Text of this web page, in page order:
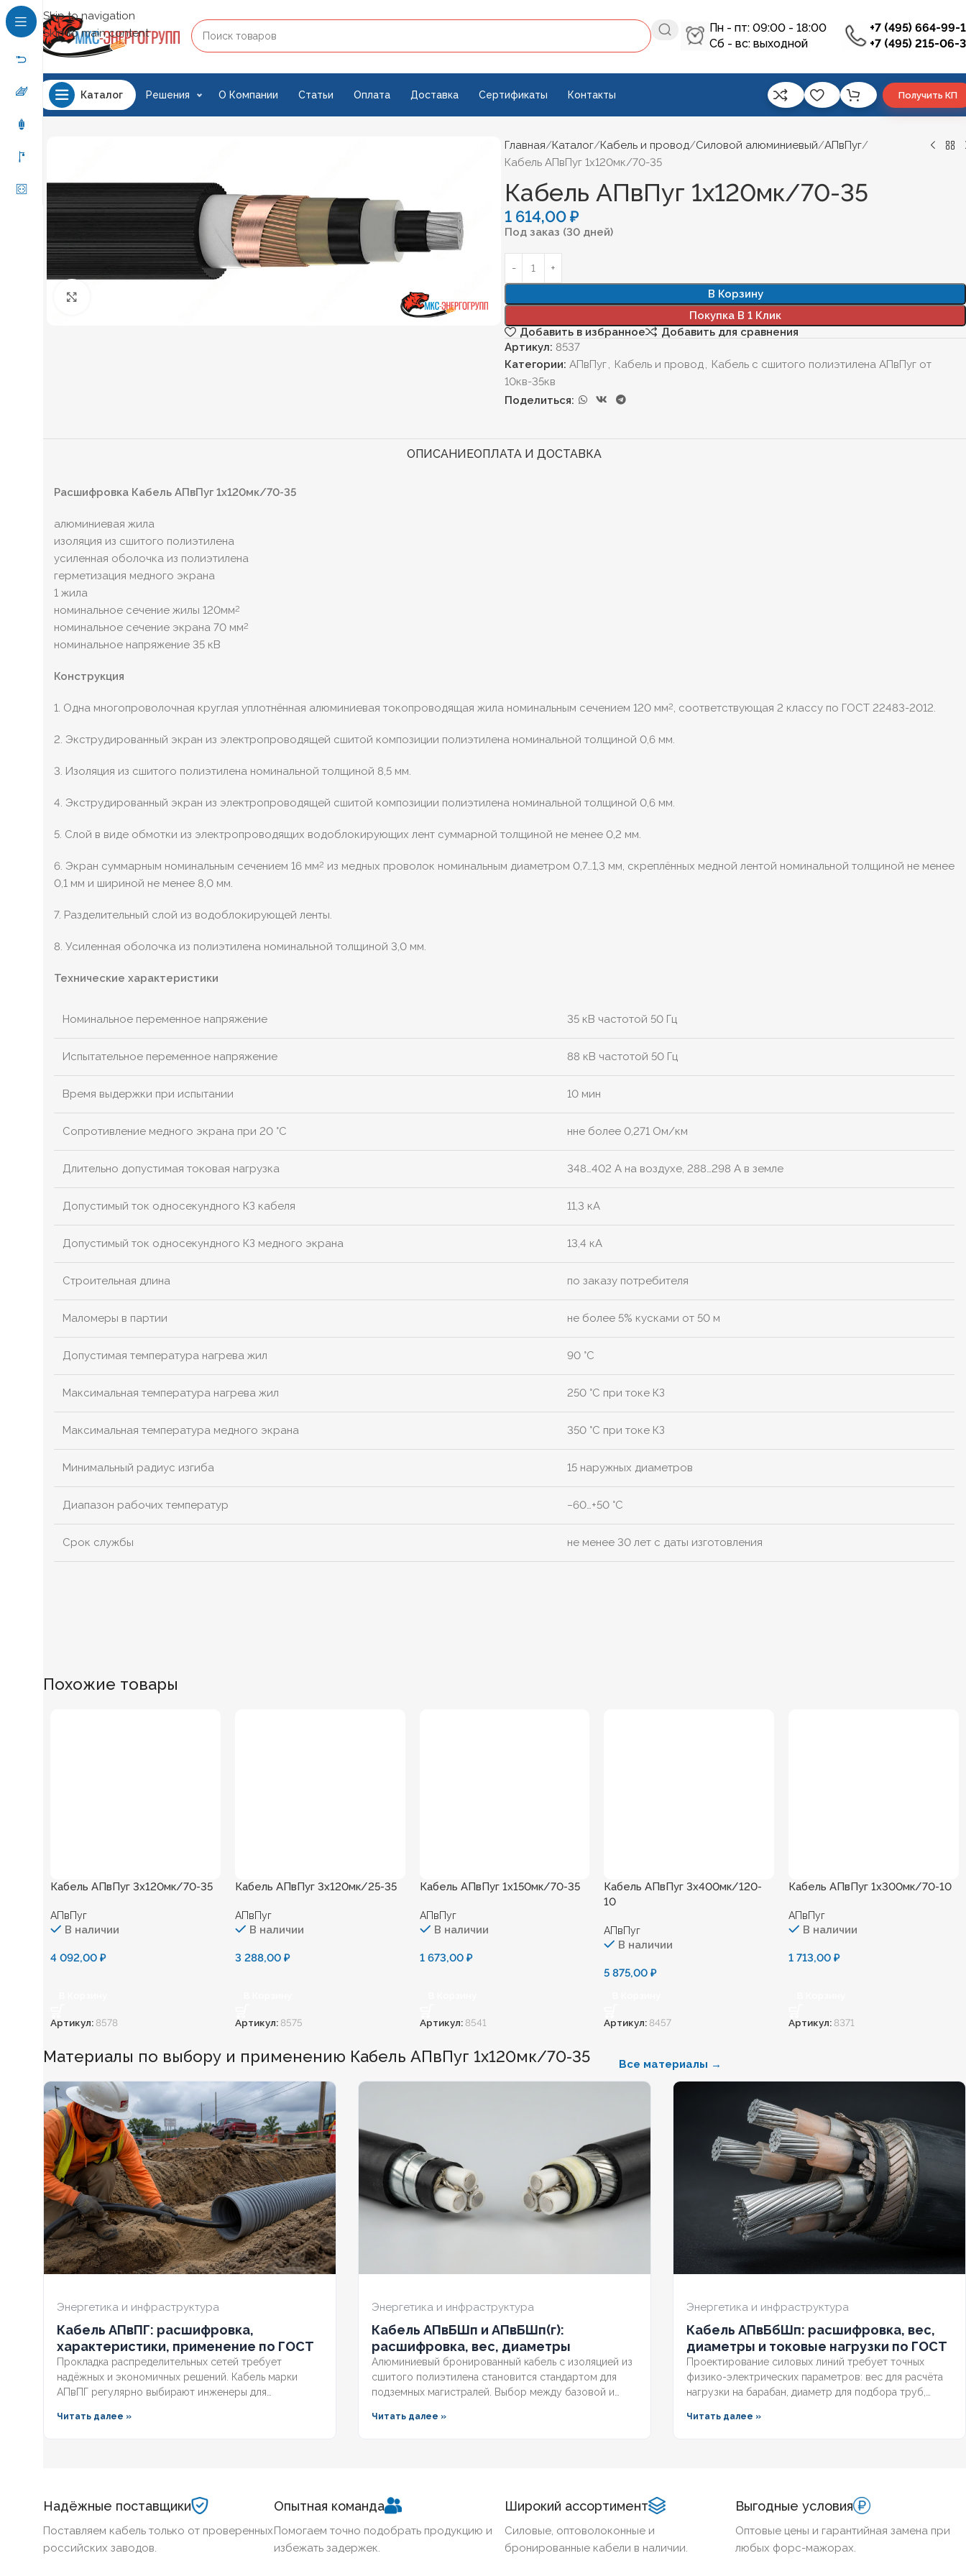
Skip to navigation
Skip to main content
Пн - пт: 09:00 - 18:00
Сб - вс: выходной
+7 (495) 664-99-
+7 (495) 215-06-
Каталог Решения О Компании Статьи Оплата Доставка Сертификаты Контакты Получить КП
Главная Каталог Кабель и провод Силовой алюминиевый АПвПуг
Кабель АПвПуг 1х120мк/70-35
Кабель АПвПуг 1х120мк/70-35
1 614,00₽
Под заказ (30 дней)
В Корзину
Покупка В 1 Клик
Добавить в избранное
Добавить для сравнения
Артикул: 8537
Категории: АПвПуг, Кабель и провод, Кабель с сшитого полиэтилена АПвПуг от
10кв-35кв
Поделиться:
ОПИСАНИЕОПЛАТА И ДОСТАВКА
Расшифровка Кабель АПвПуг 1х120мк/70-35
алюминиевая жила
изоляция из сшитого полиэтилена
усиленная оболочка из полиэтилена
герметизация медного экрана
1 жила
номинальное сечение жилы 120мм2
номинальное сечение экрана 70 мм2
номинальное напряжение 35 кВ
Конструкция
1. Одна многопроволочная круглая уплотнённая алюминиевая токопроводящая жила номинальным сечением 120 мм2, соответствующая 2 классу по ГОСТ 22483-2012.
2. Экструдированный экран из электропроводящей сшитой композиции полиэтилена номинальной толщиной 0,6 мм.
3. Изоляция из сшитого полиэтилена номинальной толщиной 8,5 мм.
4. Экструдированный экран из электропроводящей сшитой композиции полиэтилена номинальной толщиной 0,6 мм.
5. Слой в виде обмотки из электропроводящих водоблокирующих лент суммарной толщиной не менее 0,2 мм.
6. Экран суммарным номинальным сечением 16 мм2 из медных проволок номинальным диаметром 0,7…1,3 мм, скреплённых медной лентой номинальной толщиной не менее
0,1 мм и шириной не менее 8,0 мм.
7. Разделительный слой из водоблокирующей ленты.
8. Усиленная оболочка из полиэтилена номинальной толщиной 3,0 мм.
Технические характеристики
Номинальное переменное напряжение 35 кВ частотой 50 Гц
Испытательное переменное напряжение 88 кВ частотой 50 Гц
Время выдержки при испытании 10 мин
Сопротивление медного экрана при 20 °С нне более 0,271 Ом/км
Длительно допустимая токовая нагрузка 348…402 А на воздухе, 288…298 А в земле
Допустимый ток односекундного КЗ кабеля 11,3 кА
Допустимый ток односекундного КЗ медного экрана 13,4 кА
Строительная длина по заказу потребителя
Маломеры в партии не более 5% кусками от 50 м
Допустимая температура нагрева жил 90 °C
Максимальная температура нагрева жил 250 °C при токе КЗ
Максимальная температура медного экрана 350 °C при токе КЗ
Минимальный радиус изгиба 15 наружных диаметров
Диапазон рабочих температур −60…+50 °C
Срок службы не менее 30 лет с даты изготовления
Похожие товары
Кабель АПвПуг 3х120мк/70-35
АПвПуг
В наличии
4 092,00 ₽
Артикул:8578
Кабель АПвПуг 3х120мк/25-35
АПвПуг
В наличии
3 288,00 ₽
Артикул:8575
Кабель АПвПуг 1х150мк/70-35
АПвПуг
В наличии
1 673,00 ₽
Артикул:8541
Кабель АПвПуг 3х400мк/120-
10
АПвПуг
В наличии
5 875,00₽
Артикул:8457
Кабель АПвПуг 1х300мк/70-10
АПвПуг
В наличии
1 713,00₽
Артикул:8371
Материалы по выбору и применению Кабель АПвПуг 1х120мк/70-35 Все материалы →
Энергетика и инфраструктура
Кабель АПвПГ: расшифровка,
характеристики, применение по ГОСТ
Прокладка распределительных сетей требует
надёжных и экономичных решений. Кабель марки
АПвПГ регулярно выбирают инженеры для
промышленных объектов.
Читать далее »
Энергетика и инфраструктура
Кабель АПвБШп и АПвБШп(г):
расшифровка, вес, диаметры
Алюминиевый бронированный кабель с изоляцией из
сшитого полиэтилена становится стандартом для
подземных магистралей. Выбор между базовой и
грунтовых вод и требований к надёжности. Разберём
Читать далее »
Энергетика и инфраструктура
Кабель АПвБбШп: расшифровка, вес,
диаметры и токовые нагрузки по ГОСТ
Проектирование силовых линий требует точных
физико-электрических параметров: вес для расчёта
нагрузки на барабан, диаметр для подбора труб,
технические характеристики алюминиевых
Читать далее »
Надёжные поставщики
Поставляем кабель только от проверенных
российских заводов.
Опытная команда
Помогаем точно подобрать продукцию и
избежать задержек.
Широкий ассортимент
Силовые, оптоволоконные и
бронированные кабели в наличии.
Выгодные условия
Оптовые цены и гарантийная замена при
любых форс-мажорах.